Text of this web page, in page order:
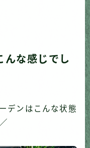
んな感じでし
デンはこんな状態
／